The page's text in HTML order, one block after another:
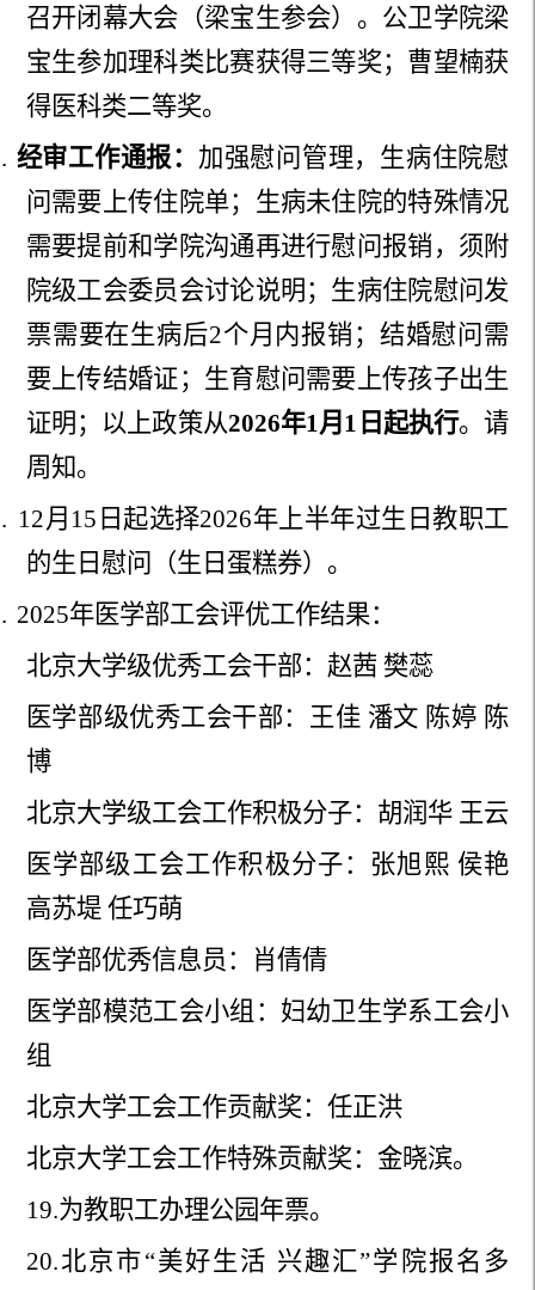
召开闭幕大会（梁宝生参会）。公卫学院梁
宝生参加理科类比赛获得三等奖；曹望楠获
得医科类二等奖。
. 经审工作通报： 加强慰问管理，生病住院慰
问需要上传住院单；生病未住院的特殊情况
需要提前和学院沟通再进行慰问报销，须附
院级工会委员会讨论说明；生病住院慰问发
票需要在生病后2个月内报销；结婚慰问需
要上传结婚证；生育慰问需要上传孩子出生
证明；以上政策从2026年1月1日起执行。请
周知。
12月15日起选择2026年上半年过生日教职工
的生日慰问（生日蛋糕券）。
2025年医学部工会评优工作结果：
北京大学级优秀工会干部：赵茜 樊蕊
医学部级优秀工会干部：王佳 潘文 陈婷 陈
博
北京大学级工会工作积极分子：胡润华 王云
医学部级工会工作积极分子：张旭熙 侯艳
高苏堤 任巧萌
医学部优秀信息员：肖倩倩
医学部模范工会小组：妇幼卫生学系工会小
组
北京大学工会工作贡献奖：任正洪
北京大学工会工作特殊贡献奖：金晓滨。
19.为教职工办理公园年票。
20.北京市“美好生活 兴趣汇”学院报名多